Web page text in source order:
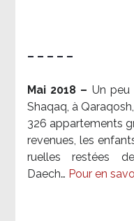
– – – – –
Mai 2018 – Un peu
Shaqaq, à
326 appartements
revenues, les
ruelles restées
Daech… Pour en